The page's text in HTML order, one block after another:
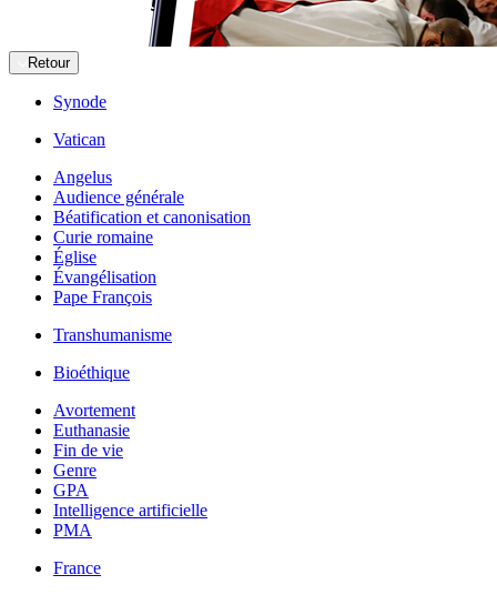
Retour
Synode
Vatican
Angelus
Audience générale
Béatification et canonisation
Curie romaine
Église
Évangélisation
Pape François
Transhumanisme
Bioéthique
Avortement
Euthanasie
Fin de vie
Genre
GPA
Intelligence artificielle
PMA
France